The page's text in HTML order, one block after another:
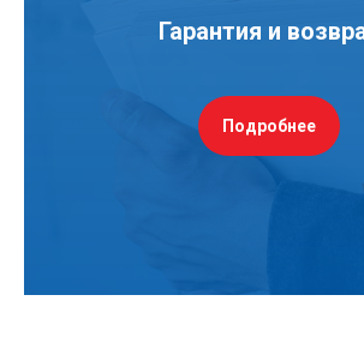
Гарантия и
Подробнее